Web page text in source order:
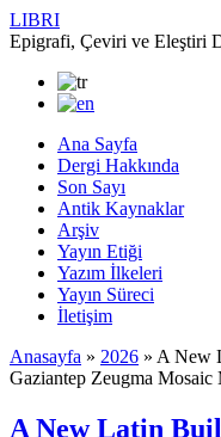
LIBRI
Epigrafi, Çeviri ve Eleştiri
Ana Sayfa
Dergi Hakkında
Son Sayı
Antik Kaynaklar
Arşiv
Yayın Etiği
Yazım İlkeleri
Yayın Süreci
İletişim
Anasayfa » 2026 » A New
Gaziantep Zeugma Mosaic
A New Latin